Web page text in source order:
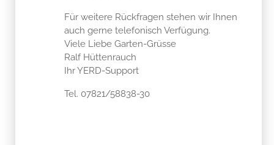
Für weitere Rückfragen stehen wir Ihnen
auch gerne telefonisch Verfügung.
Viele Liebe Garten-Grüsse
Ralf Hüttenrauch
Ihr YERD-Support
Tel. 07821/58838-30